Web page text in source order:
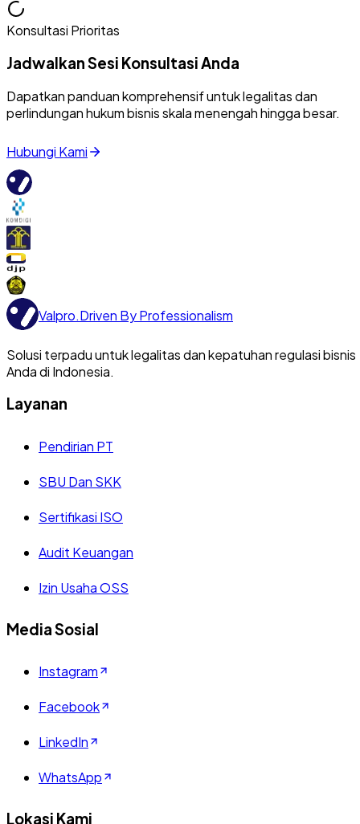
Konsultasi Prioritas
Jadwalkan Sesi Konsultasi Anda
Dapatkan panduan komprehensif untuk legalitas dan
perlindungan hukum bisnis skala menengah hingga besar.
Hubungi Kami
Valpro.Driven By Professionalism
Solusi terpadu untuk legalitas dan kepatuhan regulasi bisnis
Anda di Indonesia.
Layanan
Pendirian PT
SBU Dan SKK
Sertifikasi ISO
Audit Keuangan
Izin Usaha OSS
Media Sosial
Instagram
Facebook
LinkedIn
WhatsApp
Lokasi Kami